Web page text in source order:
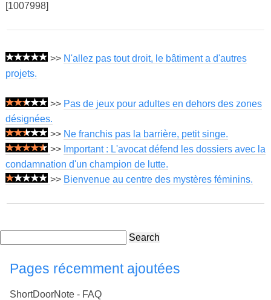
[1007998]
>> N'allez pas tout droit, le bâtiment a d'autres
projets.
>> Pas de jeux pour adultes en dehors des zones
désignées.
>> Ne franchis pas la barrière, petit singe.
>> Important : L'avocat défend les dossiers avec la
condamnation d'un champion de lutte.
>> Bienvenue au centre des mystères féminins.
Search
Pages récemment ajoutées
ShortDoorNote - FAQ